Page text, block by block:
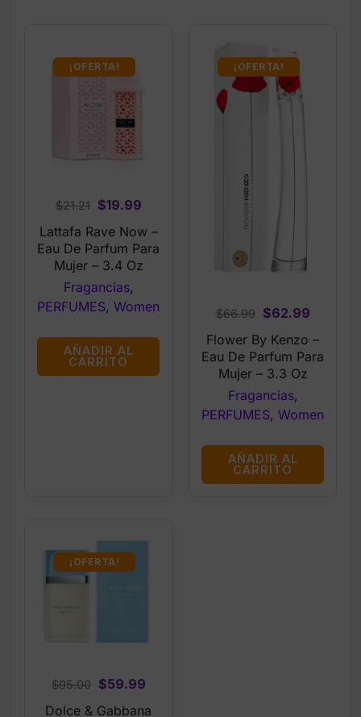
¡OFERTA!
$21.21
Original
price
was:
$21.21.
$19.99Current
is:
$19.99.
Lattafa Rave Now –
Eau De Parfum Para
Mujer – 3.4 Oz
Fragancias,
PERFUMES, Women
AÑADIR AL
CARRITO
¡OFERTA!
$66.99
Original
price
was:
$66.99.
$62.99Current
is:
Flower By Kenzo –
Eau De Parfum Para
Mujer – 3.3 Oz
Fragancias,
PERFUMES, Women
AÑADIR AL
CARRITO
¡OFERTA!
$95.00
Original
price
$59.99Current
Dolce & Gabbana